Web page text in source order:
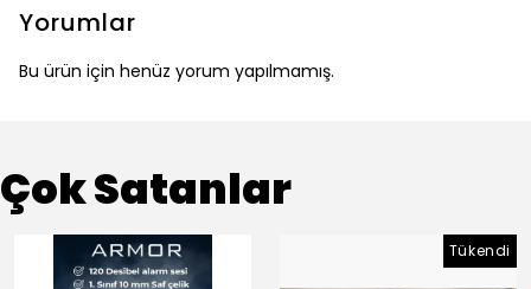
Yorumlar
Bu ürün için henüz yorum yapılmamış.
Çok Satanlar
Tükendi